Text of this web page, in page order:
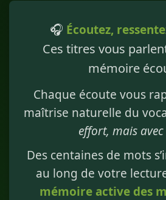
🎧 Écoutez,
Ces titres vous
mémoire
Chaque écoute vous
maîtrise naturelle du
effort, mais avec
Des centaines de mots
au long de votre
mémoire active des